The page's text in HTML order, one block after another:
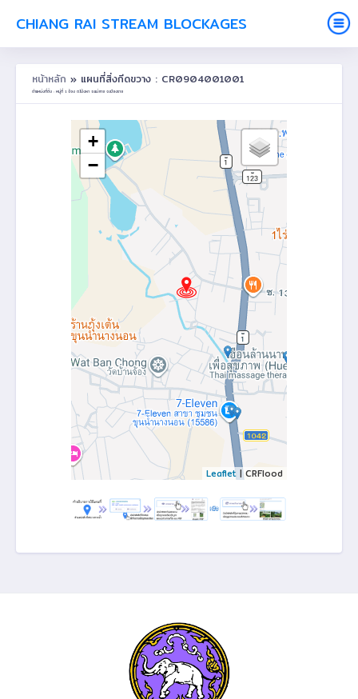
CHIANG RAI STREAM BLOCKAGES
หน้าหลัก » แผนที่สิ่งกีดขวาง : CR0904001001
ตำแหน่งที่ตั้ง : หมู่ที่ 1 จ้อง ต.โป่งผา อ.แม่สาย จ.เชียงราย
+
−
Leaflet | CRFlood